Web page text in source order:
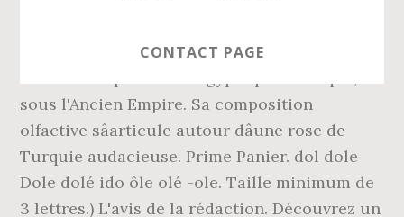
CONTACT PAGE
... À Paris, le 4 de la lune de Chalval, 1712. 2.
sous l'Ancien Empire. Sa composition
olfactive sâarticule autour dâune rose de
Turquie audacieuse. Prime Panier. dol dole
Dole dolé ido ôle olé -ole. Taille minimum de
3 lettres.) L'avis de la rédaction. Découvrez un